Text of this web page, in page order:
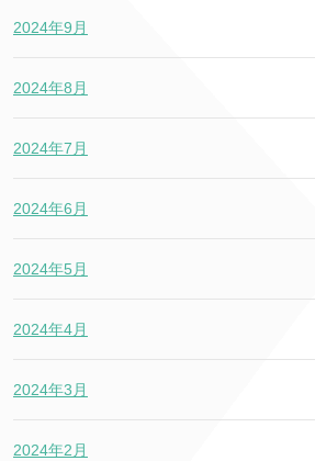
2024年9月
2024年8月
2024年7月
2024年6月
2024年5月
2024年4月
2024年3月
2024年2月